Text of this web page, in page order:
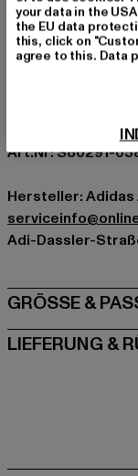
Kat.: Sneakers -
Farbe: schwarz
Hersteller Farbe:
Obermaterial:
Hinweis: Enthält
Art.Nr: S80291-
Hersteller: Adidas
Adi-Dassler-
GRÖSSE
LIEFERUNG &
your data in the
the EU data
this, click on
agree to this. Data